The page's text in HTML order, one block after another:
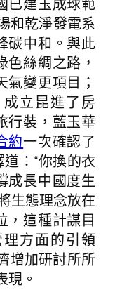
已建玉成球範
和乾淨發電系
碳中和。與此
絲綢之路，
變更項目；
立昆進了房
行裝，藍玉華
約一次確認了
：“你換的衣
成長中國度生
生態理念放在
，這種計謀目
方面的引領
增加研討所所
現。